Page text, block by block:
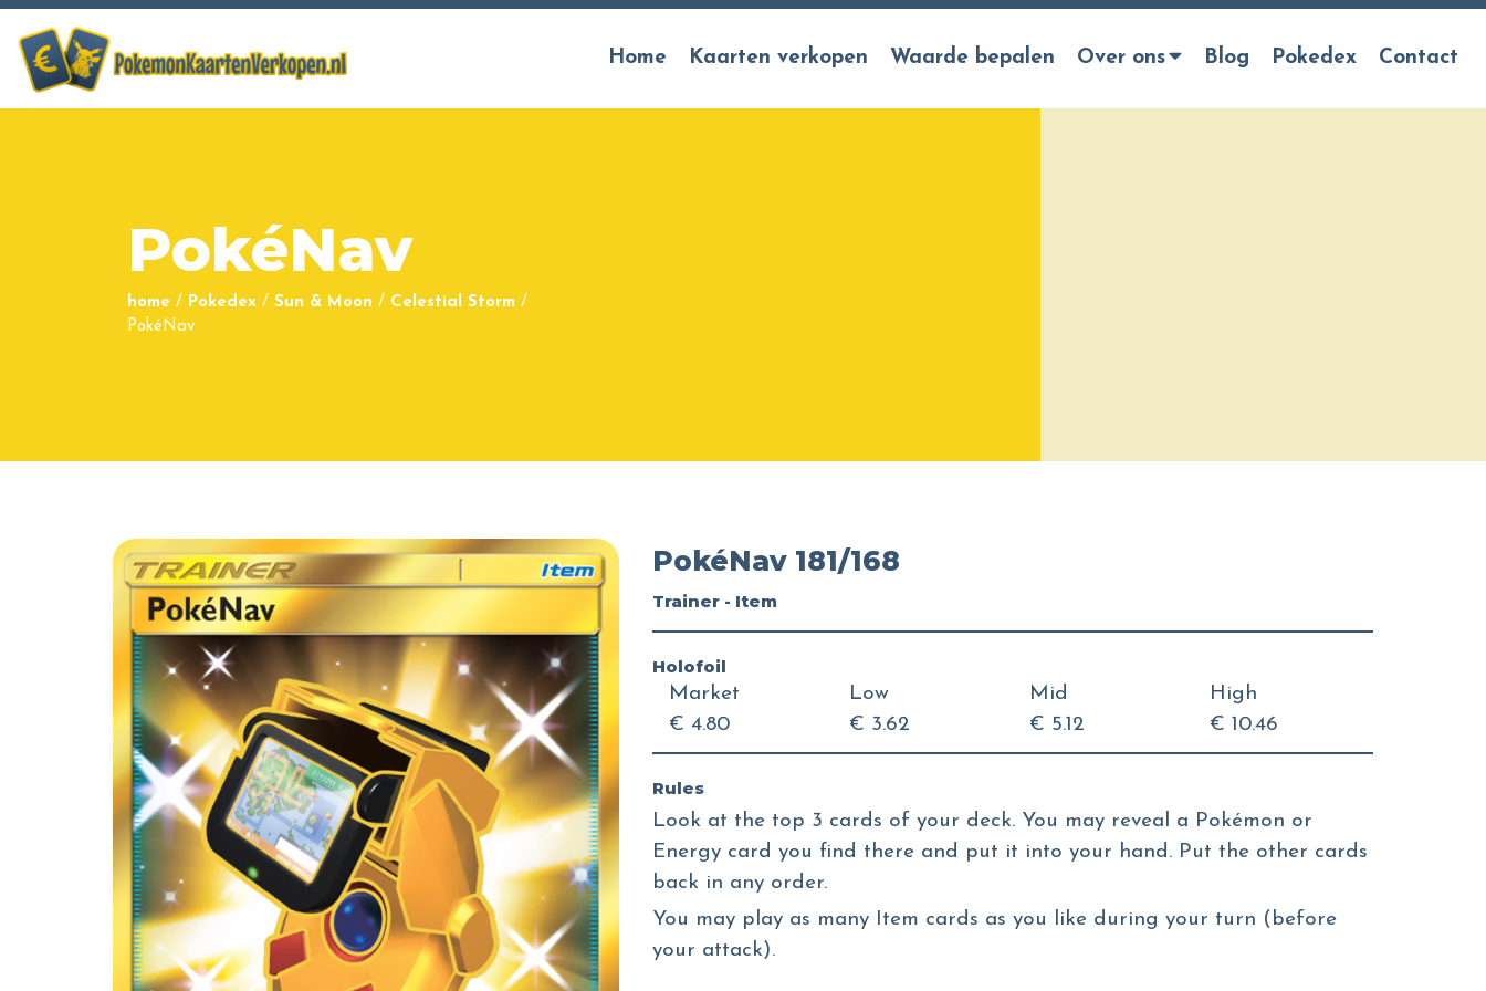
Home Kaarten verkopen Waarde bepalen Over ons Blog Pokedex Contact
PokéNav
home / Pokedex / Sun & Moon / Celestial Storm /
PokéNav
PokéNav 181/168
Trainer - Item
Holofoil
Market
€ 4.80
Low
€ 3.62
Mid
€ 5.12
High
€ 10.46
Rules
Look at the top 3 cards of your deck. You may reveal a Pokémon or
Energy card you find there and put it into your hand. Put the other cards
back in any order.
You may play as many Item cards as you like during your turn (before
your attack).